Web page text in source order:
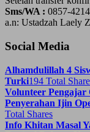
Sms/WA : 0857-
a.n: Ustadzah Laely
Social Media
Alhamdulillah 4
Turki194 Total
Volunteer Pengajar
Penyerahan Ijin
Total Shares
Info Khitan Masal